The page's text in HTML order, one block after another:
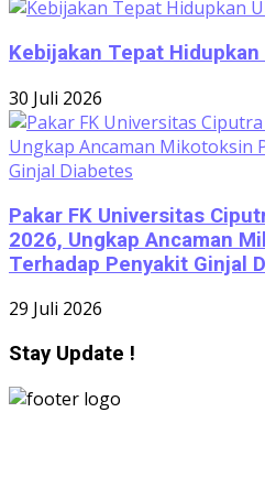
Kebijakan Tepat Hidupkan
30 Juli 2026
Pakar FK Universitas
2026, Ungkap Ancaman
Terhadap Penyakit Ginjal
29 Juli 2026
Stay Update !